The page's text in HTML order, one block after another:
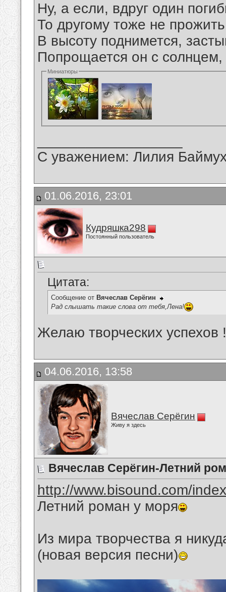
Ну, а если, вдруг один
То другому тоже не
В высоту поднимется,
Попрощается он с
Миниатюры
С уважением: Лилия
01.06.2016, 23:01
Кудряшка298
Постоянный пользователь
Цитата:
Сообщение от Вячеслав Серёгин
Рад слышать такие слова от тебя,Лена!
Желаю творческих успехов
04.06.2016, 13:58
Вячеслав Серёгин
Живу я здесь
Вячеслав Серёгин-Летний
http://www.bisound.com/
Летний роман у моря
Из мира творчества я
(новая версия песни)